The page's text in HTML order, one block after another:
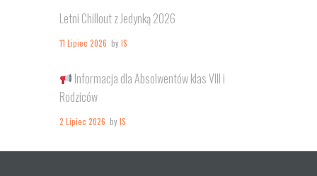
Letni Chillout z Jedynką 2026
11 Lipiec 2026 byIS
Informacja dla Absolwentów klas VIII i
Rodziców
2 Lipiec 2026 byIS